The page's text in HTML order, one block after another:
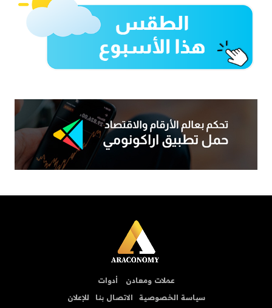
عملات ومعادن
أدوات
سياسة الخصوصية
الاتصال بنا للإعلان